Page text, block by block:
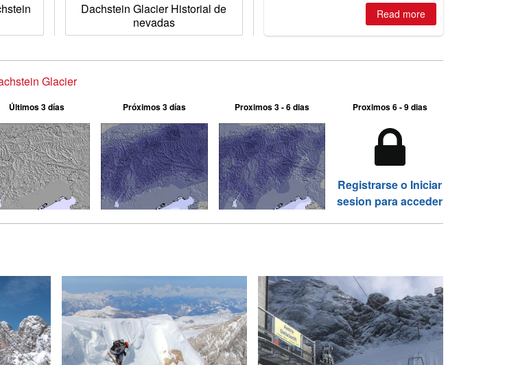
Dachstein Glacier Historial de
nevadas
Read more
Glacier
Últimos 3 días Próximos 3 días Proximos 3 - 6 dias Proximos 6 - 9 dias
Registrarse o Iniciar
sesion para acceder